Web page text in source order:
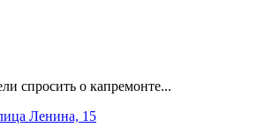
спросить о капремонте...
Ленина, 15